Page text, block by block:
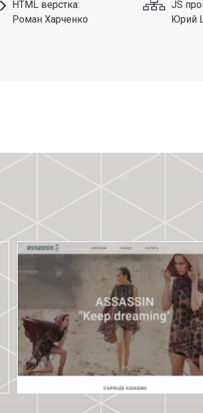
HTML верстка:
Роман Харченко
JS
Юрий